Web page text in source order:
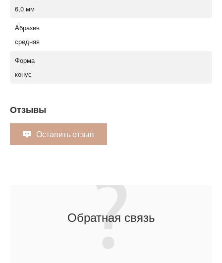
6,0 мм
Абразив
средняя
Форма
конус
Отзывы
Оставить отзыв
Обратная связь